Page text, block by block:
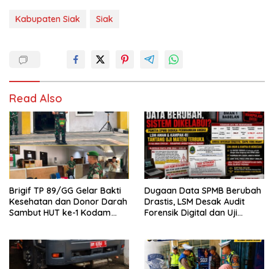
Kabupaten Siak Siak
Read Also
Brigif TP 89/GG Gelar Bakti
Kesehatan dan Donor Darah
Sambut HUT ke-1 Kodam
Dugaan Data SPMB Berubah
Drastis, LSM Desak Audit
Forensik Digital dan Uji